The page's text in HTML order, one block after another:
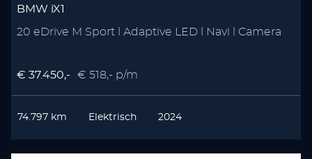
BMW iX1
20 eDrive M Sport l Adaptive LED l Navi l Camera
€ 37.450,- € 518,- p/m
74.797 km Elektrisch 2024